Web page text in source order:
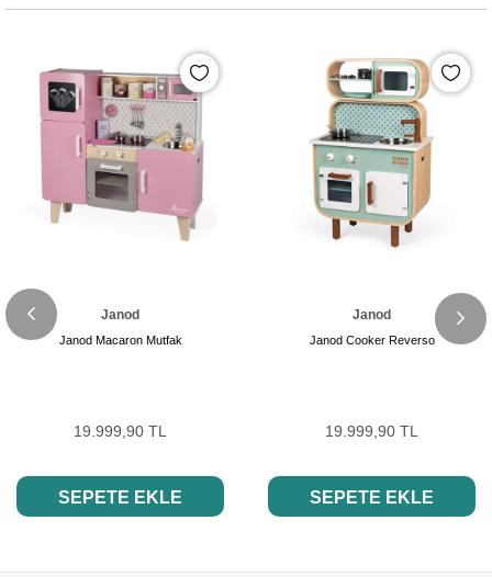
Janod
Janod Macaron Mutfak
19.999,90 TL
SEPETE EKLE
Janod
Janod Cooker Reverso
19.999,90 TL
SEPETE EKLE